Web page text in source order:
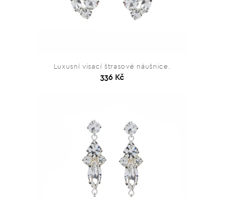
Luxusní visací štrasové náušnice.
336 Kč